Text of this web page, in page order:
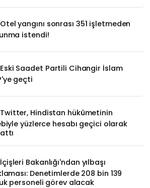
Otel yangını sonrası 351 işletmeden
istendi!
Eski Saadet Partili Cihangir İslam
geçti
Twitter, Hindistan hükûmetinin
yüzlerce hesabı geçici olarak
İçişleri Bakanlığı'ndan yılbaşı
Denetimlerde 208 bin 139
personeli görev alacak